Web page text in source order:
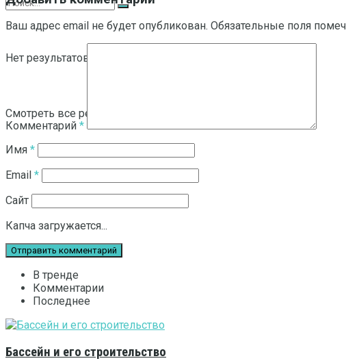
Нет результатов
Смотреть все результаты
Ваш адрес email не будет опубликован. Обязательные поля
Комментарий *
Имя *
Email *
Сайт
Капча загружается...
В тренде
Комментарии
Последнее
Бассейн и его строительство